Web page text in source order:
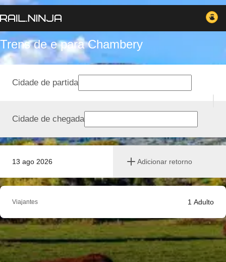
Trens de e para Chambery
13 ago 2026 Adicionar retorno
Cidade de partida
Cidade de chegada
Viajantes 1 Adulto